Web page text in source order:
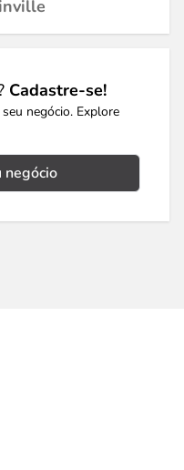
Cadastre-se!
negócio. Explore
negócio